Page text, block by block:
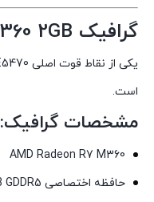
گرافیک AMD Radeon R7 M360 2GB
است.
مشخصات گرافیک:
AMD Radeon R7 M360
حافظه اختصاصی 2GB GDDR5